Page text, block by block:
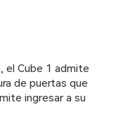
el Cube 1 admite
de puertas que
ingresar a su